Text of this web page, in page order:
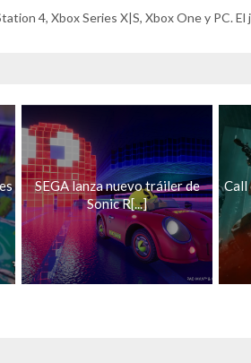
4, Xbox Series X|S, Xbox One y PC.
SEGA lanza nuevo tráiler de
Sonic R[...]
Call